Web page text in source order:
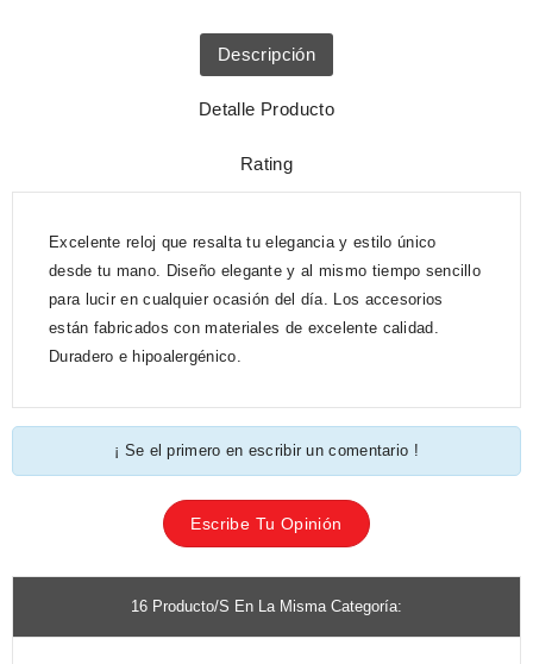
Descripción
Detalle Producto
Rating
Excelente reloj que resalta tu elegancia y estilo único
desde tu mano. Diseño elegante y al mismo tiempo sencillo
para lucir en cualquier ocasión del día. Los accesorios
están fabricados con materiales de excelente calidad.
Duradero e hipoalergénico.
¡ Se el primero en escribir un comentario !
Escribe Tu Opinión
16 Producto/s En La Misma Categoría: